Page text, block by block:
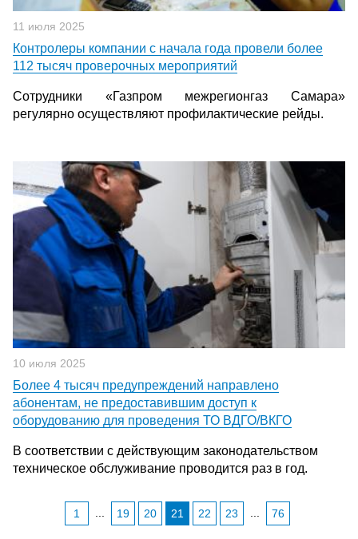
11 июля 2025
Контролеры компании с начала года провели более
112 тысяч проверочных мероприятий
Сотрудники «Газпром межрегионгаз Самара»
регулярно осуществляют профилактические рейды.
10 июля 2025
Более 4 тысяч предупреждений направлено
абонентам, не предоставившим доступ к
оборудованию для проведения ТО ВДГО/ВКГО
В соответствии с действующим законодательством
техническое обслуживание проводится раз в год.
1 19 20 21 22 23 76